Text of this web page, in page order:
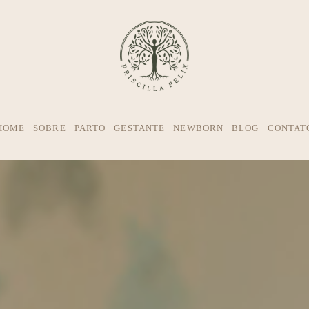
SOBRE PARTO GESTANTE NEWBORN BLOG